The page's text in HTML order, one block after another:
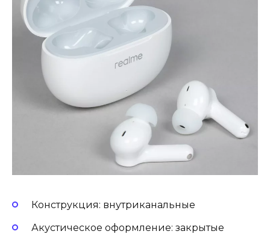
Конструкция: внутриканальные
Акустическое оформление: закрытые